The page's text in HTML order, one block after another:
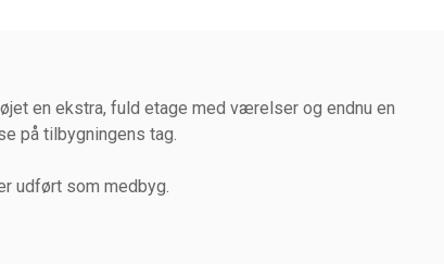
en ekstra, fuld etage med værelser og endnu en
på tilbygningens tag.
udført som medbyg.